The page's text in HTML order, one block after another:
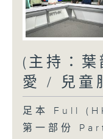
(主持：
愛 / 兒童
足本 Full
第一部份